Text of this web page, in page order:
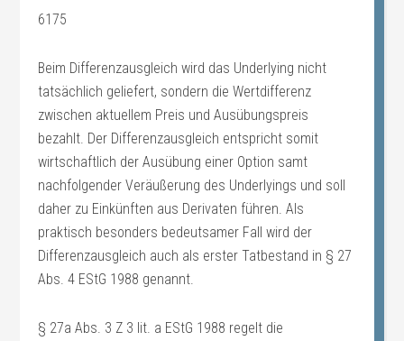
6175
Beim Differenzausgleich wird das Underlying nicht
tatsächlich geliefert, sondern die Wertdifferenz
zwischen aktuellem Preis und Ausübungspreis
bezahlt. Der Differenzausgleich entspricht somit
wirtschaftlich der Ausübung einer Option samt
nachfolgender Veräußerung des Underlyings und soll
daher zu Einkünften aus Derivaten führen. Als
praktisch besonders bedeutsamer Fall wird der
Differenzausgleich auch als erster Tatbestand in § 27
Abs. 4 EStG 1988 genannt.
§ 27a Abs. 3 Z 3 lit. a EStG 1988 regelt die